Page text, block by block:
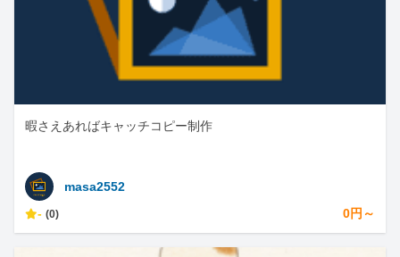
暇さえあればキャッチコピー制作
masa2552
- (0) 0円～